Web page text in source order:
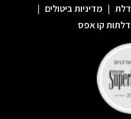
| מדיניות ביטולים |
דלתות קו אפס